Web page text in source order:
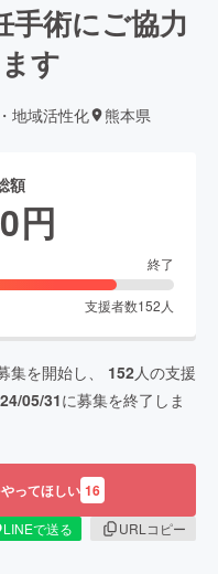
手術にご協力
す
地域活性化 熊本県
額
円
終了
支援者数152 人
集を開始し、 152人の支援
05/31に募集を終了しま
ってほしい 16
LINEで送る
URLコピー